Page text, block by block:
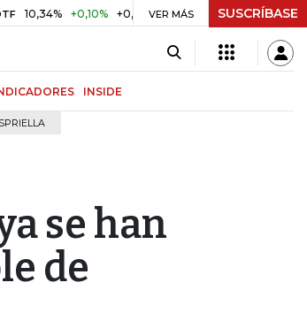
+0,10% +0,98% UVR $ 416,96 +$ 0,05 +0,01%
VER MÁS SUSCRÍBASE
INSIDE
se han
de